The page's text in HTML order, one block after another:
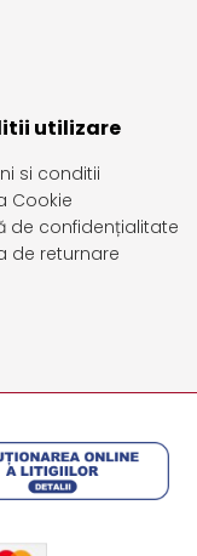
utilizare
si conditii
Cookie
de confidențialitate
de returnare